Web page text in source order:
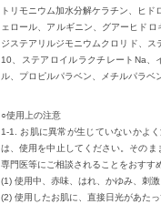
トリモニウム加水分解ケラチン、ヒ
ェロール、アルギニン、グアーヒドロ
ジステアリルジモニウムクロリド、ス
10、ステアロイルラクチレートNa、
ル、プロピルパラベン、メチルパラベ
○使用上の注意
1-1. お肌に異常が生じていないかよ
は、使用を中止してください。その
専門医等にご相談されることをおすす
(1) 使用中、赤味、はれ、かゆみ、刺
(2) 使用したお肌に、直接日光があた